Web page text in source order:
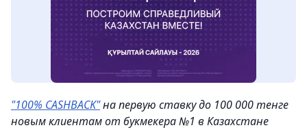
"100% CASHBACK"на первую ставку до 100 000 тенге
новым клиентам от букмекера №1 в Казахстане